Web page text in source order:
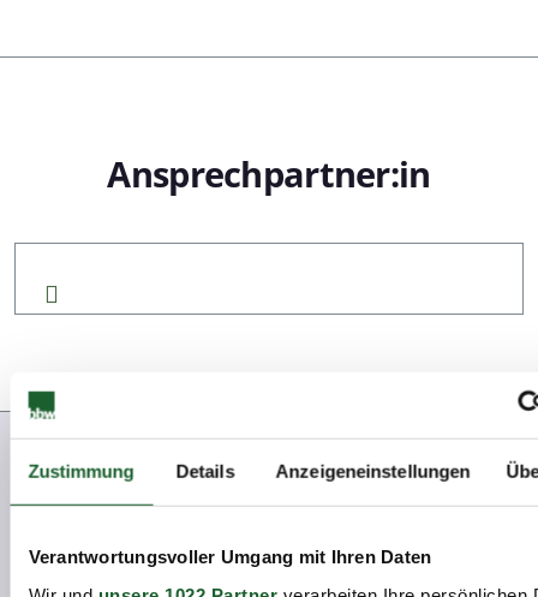
Zustimmung Details Anzeigeneinstellungen
Verantwortungsvoller Umgang mit Ihren Daten
Ansprechpartner:in
Weitere News